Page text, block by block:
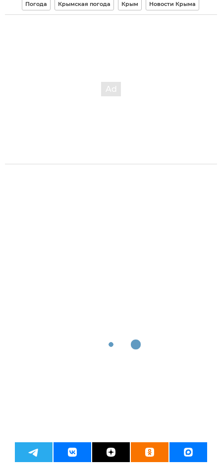
Погода Крымская погода Крым Новости Крыма